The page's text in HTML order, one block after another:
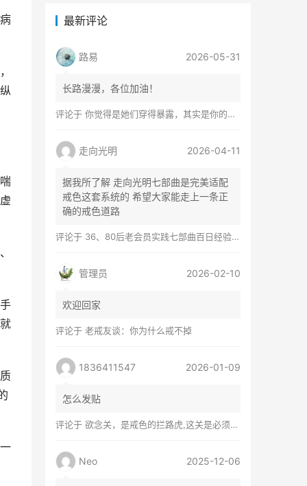
最新评论
路易 2026-05-31
长路漫漫，各位加油！
评论于 你觉得是她们穿得暴露，其实是你的心在着火
走向光明 2026-04-11
据我所了解 走向光明七部曲是完美适配
戒色这套系统的 希望大家能走上一条正
确的戒色道路
评论于 36、80后老会员实践七部曲百日经验谈兼苦口忠言
管理员 2026-02-10
欢迎回家
评论于 老戒友谈：你为什么戒不掉
1836411547 2026-01-09
怎么发贴
评论于 欲念关，是戒色的拦路虎,这关是必须过的
Neo 2025-12-06